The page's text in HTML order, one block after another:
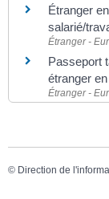
Étranger
salarié/
Étranger -
Passeport
étranger
Étranger -
© Direction de